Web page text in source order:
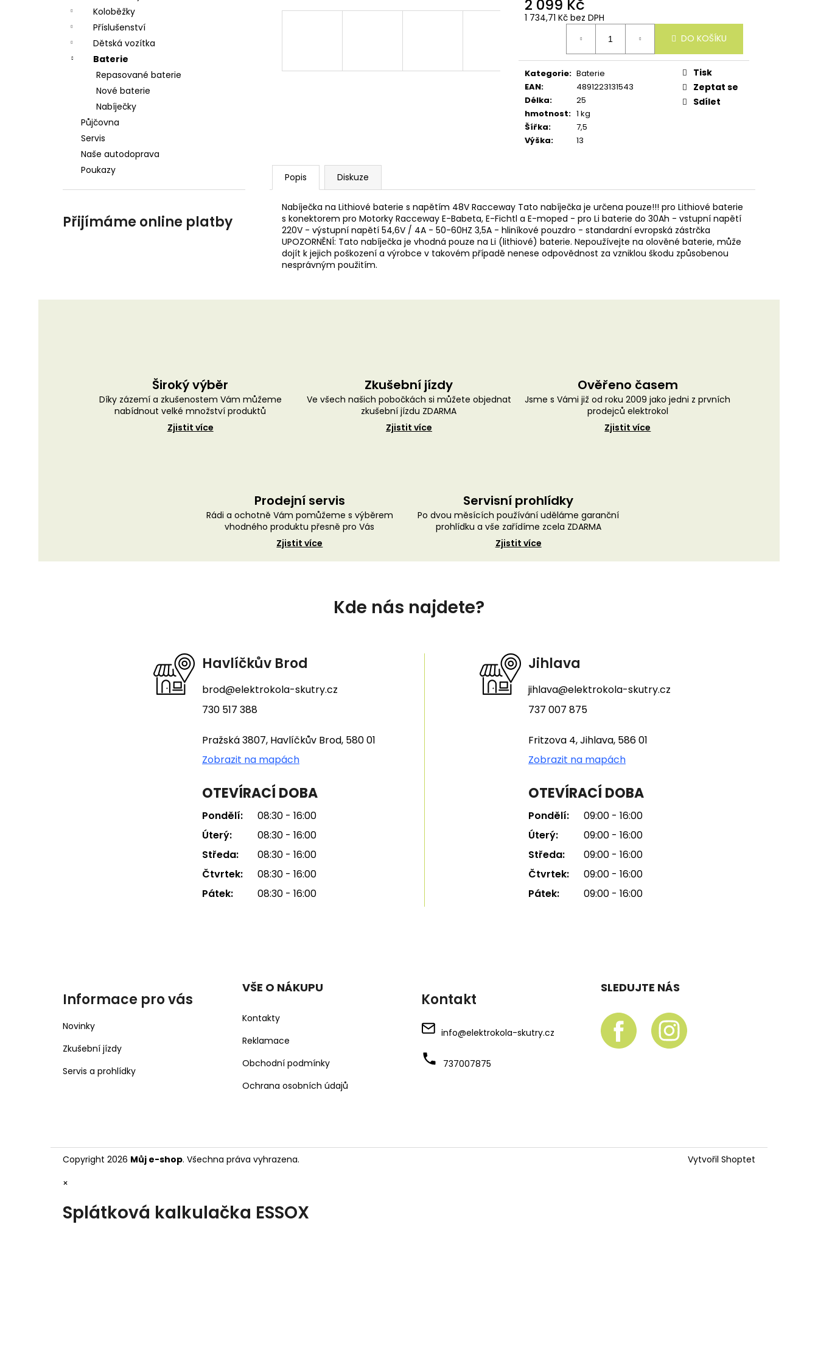
Koloběžky
Příslušenství
Dětská vozítka
Baterie
Repasované baterie
Nové baterie
Nabíječky
Půjčovna
Servis
Naše autodoprava
Poukazy
Přijímáme online platby
2 099 Kč
1 734,71 Kč bez DPH
DO KOŠÍKU
Kategorie: Baterie
EAN:
4891223131543
Délka:
25
hmotnost: 1 kg
Šířka:
7,5
Výška: 13
Tisk
Zeptat se
Sdílet
Popis Diskuze
Nabíječka na Lithiové baterie s napětím 48V Racceway Tato nabíječka je určena pouze!!! pro Lithiové baterie
s konektorem pro Motorky Racceway E-Babeta, E-Fichtl a E-moped - pro Li baterie do 30Ah - vstupní napětí
220V - výstupní napětí 54,6V / 4A - 50-60HZ 3,5A - hliníkové pouzdro - standardní evropská zástrčka
UPOZORNĚNÍ: Tato nabíječka je vhodná pouze na Li (lithiové) baterie. Nepoužívejte na olověné baterie, může
dojít k jejich poškození a výrobce v takovém případě nenese odpovědnost za vzniklou škodu způsobenou
nesprávným použitím.
Široký výběr
Díky zázemí a zkušenostem Vám můžeme
nabídnout velké množství produktů
Zjistit více
Zkušební jízdy
Ve všech našich pobočkách si můžete objednat
zkušební jízdu ZDARMA
Zjistit více
Ověřeno časem
Jsme s Vámi již od roku 2009 jako jedni z prvních
prodejců elektrokol
Zjistit více
Prodejní servis
Rádi a ochotně Vám pomůžeme s výběrem
vhodného produktu přesně pro Vás
Zjistit více
Servisní prohlídky
Po dvou měsících používání uděláme garanční
prohlídku a vše zařídíme zcela ZDARMA
Zjistit více
Kde nás najdete?
Havlíčkův Brod
brod@elektrokola-skutry.cz
730 517 388
Pražská 3807, Havlíčkův Brod, 580 01
Zobrazit na mapách
OTEVÍRACÍ DOBA
Pondělí:
08:30 - 16:00
Úterý:
08:30 - 16:00
Středa:
08:30 - 16:00
Čtvrtek:
08:30 - 16:00
Pátek:
08:30 - 16:00
Jihlava
jihlava@elektrokola-skutry.cz
737 007 875
Fritzova 4, Jihlava, 586 01
Zobrazit na mapách
OTEVÍRACÍ DOBA
Pondělí:
09:00 - 16:00
Úterý:
09:00 - 16:00
Středa:
09:00 - 16:00
Čtvrtek:
09:00 - 16:00
Pátek:
09:00 - 16:00
Informace pro vás
Novinky
Zkušební jízdy
Servis a prohlídky
VŠE O NÁKUPU
Kontakty
Reklamace
Obchodní podmínky
Ochrana osobních údajů
Kontakt
info@elektrokola-skutry.cz
737007875
SLEDUJTE NÁS
Vytvořil Shoptet
Copyright 2026 Můj e-shop. Všechna práva vyhrazena.
×
Splátková kalkulačka ESSOX